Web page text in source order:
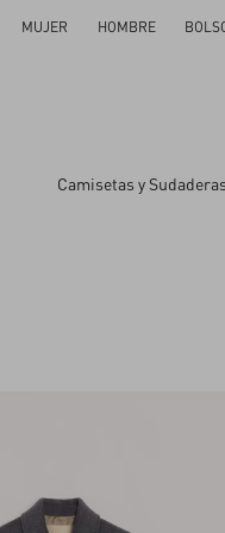
MUJER HOMBRE
Camisetas y Sudaderas